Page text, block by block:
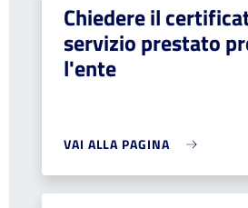
Chiedere il
servizio prestato
l'ente
VAI ALLA PAGINA